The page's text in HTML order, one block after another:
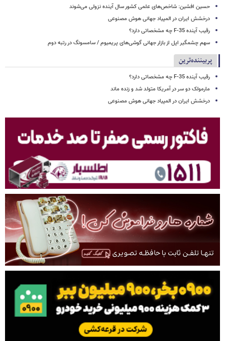
حسین افشین: شاخص‌های علمی کشور سال آینده نزولی می‌شوند
درخشش ایران در المپیاد جهانی هوش مصنوعی
رقیب آینده F-35 چه مشخصاتی دارد؟
سهم چشمگیر اپل از بازار جهانی گوشی‌های پریمیوم / سامسونگ در رتبه دوم
پربیننده‌ترین
رقیب آینده F-35 چه مشخصاتی دارد؟
مارمولک دو سر در آمریکا متولد شد و زنده ماند
درخشش ایران در المپیاد جهانی هوش مصنوعی